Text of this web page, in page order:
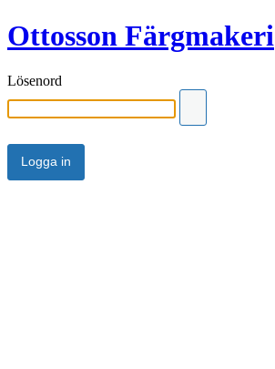
Ottosson Färgmakeri
Lösenord